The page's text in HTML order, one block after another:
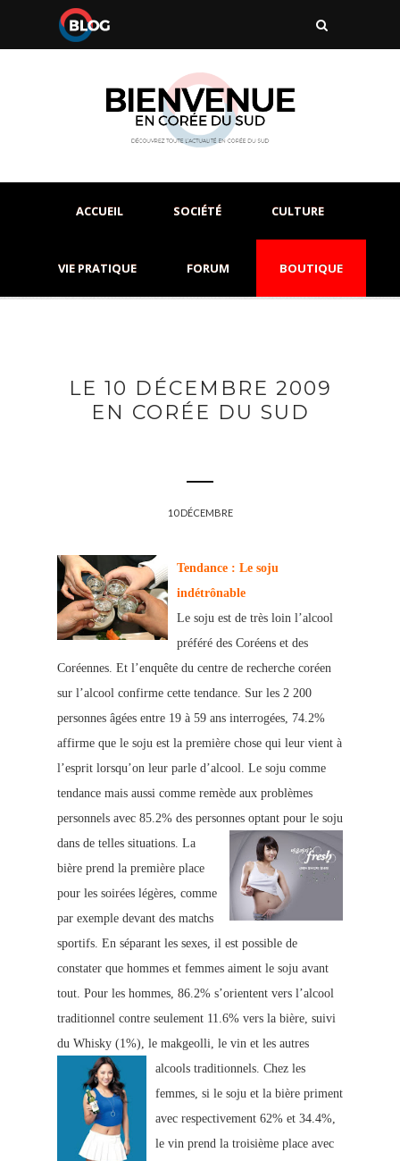
ACCUEIL SOCIÉTÉ CULTURE
VIE PRATIQUE FORUM BOUTIQUE
LE 10 DÉCEMBRE 2009
EN CORÉE DU SUD
10 DÉCEMBRE
Tendance : Le soju
indétrônable
Le soju est de très loin l’alcool
préféré des Coréens et des
Coréennes. Et l’enquête du centre de recherche coréen
sur l’alcool confirme cette tendance. Sur les 2 200
personnes âgées entre 19 à 59 ans interrogées, 74.2%
affirme que le soju est la première chose qui leur vient à
l’esprit lorsqu’on leur parle d’alcool. Le soju comme
tendance mais aussi comme remède aux problèmes
personnels avec 85.2% des personnes optant pour le soju
dans de telles situations. La
bière prend la première place
pour les soirées légères, comme
par exemple devant des matchs
sportifs. En séparant les sexes, il est possible de
constater que hommes et femmes aiment le soju avant
tout. Pour les hommes, 86.2% s’orientent vers l’alcool
traditionnel contre seulement 11.6% vers la bière, suivi
du Whisky (1%), le makgeolli, le vin et les autres
alcools traditionnels. Chez les
femmes, si le soju et la bière priment
avec respectivement 62% et 34.4%,
le vin prend la troisième place avec